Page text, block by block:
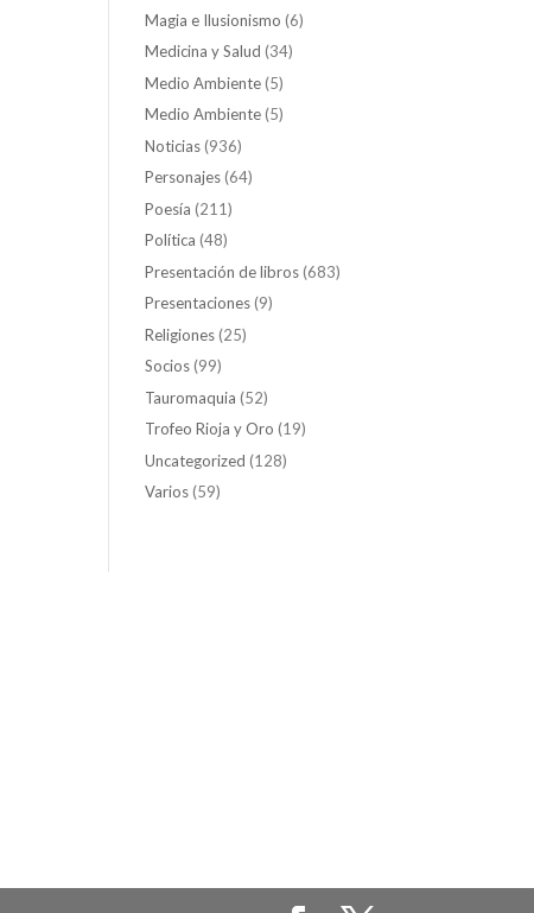
Magia e Ilusionismo (6)
Medicina y Salud (34)
Medio Ambiente (5)
Medio Ambiente (5)
Noticias (936)
Personajes (64)
Poesía (211)
Política (48)
Presentación de libros (683)
Presentaciones (9)
Religiones (25)
Socios (99)
Tauromaquia (52)
Trofeo Rioja y Oro (19)
Uncategorized (128)
Varios (59)